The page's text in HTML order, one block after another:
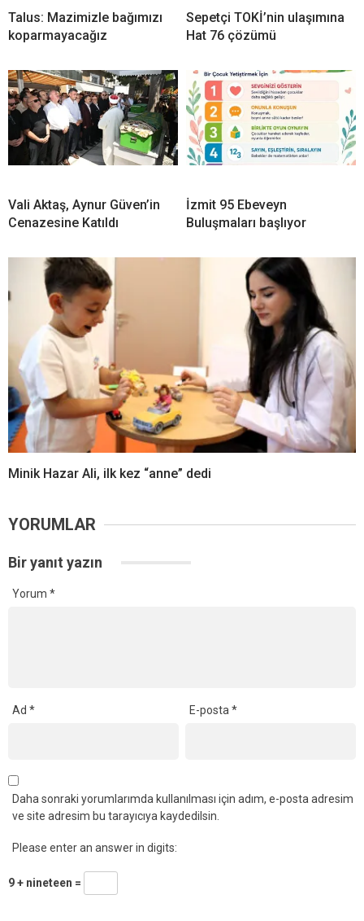
Talus: Mazimizle bağımızı
koparmayacağız
Sepetçi TOKİ’nin ulaşımına
Hat 76 çözümü
Vali Aktaş, Aynur Güven’in
Cenazesine Katıldı
İzmit 95 Ebeveyn
Buluşmaları başlıyor
Minik Hazar Ali, ilk kez “anne” dedi
YORUMLAR
Bir yanıt yazın
Yorum *
Ad * E-posta*
Daha sonraki yorumlarımda kullanılması için adım, e-posta adresim
ve site adresim bu tarayıcıya kaydedilsin.
Please enter an answer in digits:
9 + nineteen =